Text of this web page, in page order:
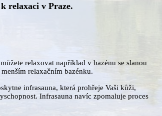
relaxaci v Praze.
relaxovat například v bazénu se slanou
relaxačním bazénku.
infrasauna, která prohřeje Vaši kůži,
Infrasauna navíc zpomaluje proces